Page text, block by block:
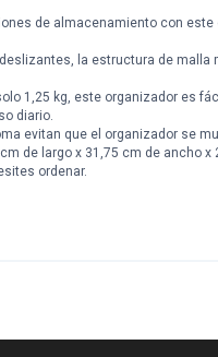
de almacenamiento con este
la estructura de
1,25 kg, este organizador es
diario.
evitan que el organizador se
de largo x 31,75 cm de ancho
ordenar.